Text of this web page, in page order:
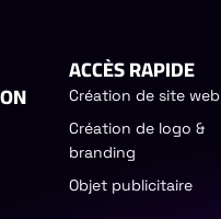
ACCÈS RAPIDE
Création de site web
Création de logo &
branding
Objet publicitaire